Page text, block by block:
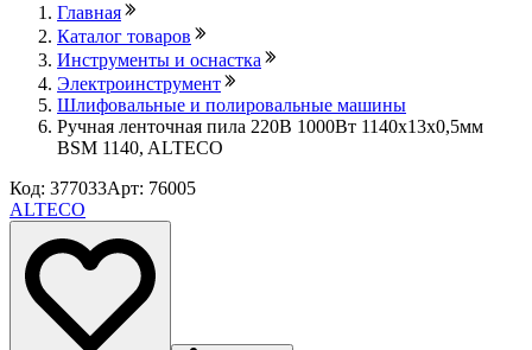
Главная
Каталог товаров
Инструменты и оснастка
Электроинструмент
Шлифовальные и полировальные машины
Ручная ленточная пила 220В 1000Вт 1140х13х0,5мм
BSM 1140, ALTECO
Код: 377033Арт: 76005
ALTECO